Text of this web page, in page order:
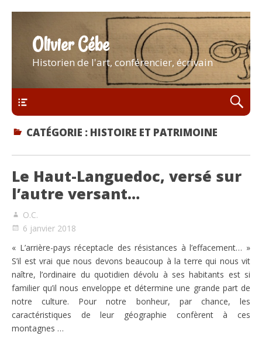
Olivier Cébe
Historien de l'art, conférencier, écrivain
CATÉGORIE : HISTOIRE ET PATRIMOINE
Le Haut-Languedoc, versé sur
l’autre versant…
O.C.
6 janvier 2018
« L’arrière-pays réceptacle des résistances à l’effacement… »
S’il est vrai que nous devons beaucoup à la terre qui nous vit
naître, l’ordinaire du quotidien dévolu à ses habitants est si
familier qu’il nous enveloppe et détermine une grande part de
notre culture. Pour notre bonheur, par chance, les
caractéristiques de leur géographie confèrent à ces
montagnes …